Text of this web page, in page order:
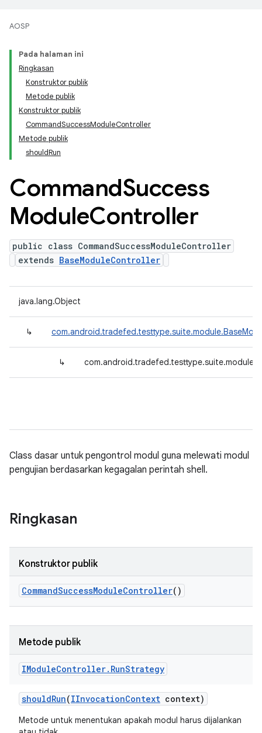
AOSP
Pada halaman ini
Ringkasan
Konstruktor publik
Metode publik
Konstruktor publik
CommandSuccessModuleController
Metode publik
shouldRun
CommandSuccess
ModuleController
public class CommandSuccessModuleController
extends BaseModuleController
java.lang.Object
↳
↳
Class dasar untuk pengontrol modul guna melewati modul
pengujian berdasarkan kegagalan perintah shell.
Ringkasan
Konstruktor publik
CommandSuccessModuleController()
Metode publik
IModuleController. RunStrategy
shouldRun(IInvocationContext context)
Metode untuk menentukan apakah modul harus dijalankan